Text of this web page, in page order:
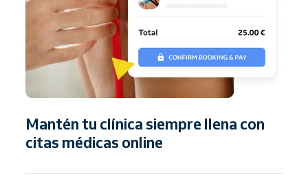
Mantén tu clínica siempre llena con
citas médicas online